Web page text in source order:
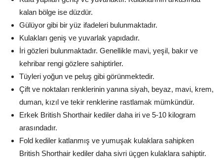
kalan bölge ise düzdür.
Gülüyor gibi bir yüz ifadeleri bulunmaktadır.
Kulakları geniş ve yuvarlak yapıdadır.
İri gözleri bulunmaktadır. Genellikle mavi, yeşil, bakır ve
kehribar rengi gözlere sahiptirler.
Tüyleri yoğun ve peluş gibi görünmektedir.
Çift ve noktaları renklerinin yanına siyah, beyaz, mavi, krem,
duman, kızıl ve tekir renklerine rastlamak mümkündür.
Erkek British Shorthair kediler daha iri ve 5-10 kilogram
arasındadır.
Fold kediler katlanmış ve yumuşak kulaklara sahipken
British Shorthair kediler daha sivri üçgen kulaklara sahiptir.